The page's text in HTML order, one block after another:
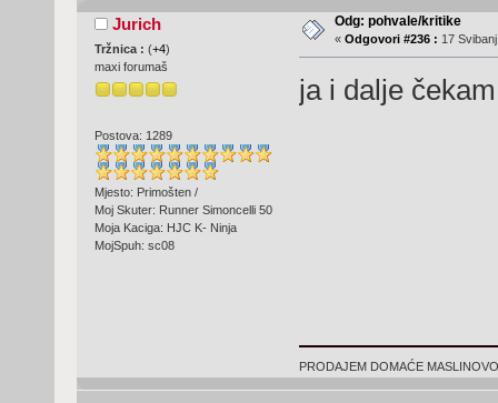
Jurich
Tržnica : (+4)
maxi forumaš
Postova: 1289
Mjesto: Primošten /
Moj Skuter: Runner Simoncelli 50
Moja Kaciga: HJC K- Ninja
MojSpuh: sc08
Odg: pohvale/kritike
« Odgovori #236 : 17
ja i dalje čekam
PRODAJEM DOMAĆE